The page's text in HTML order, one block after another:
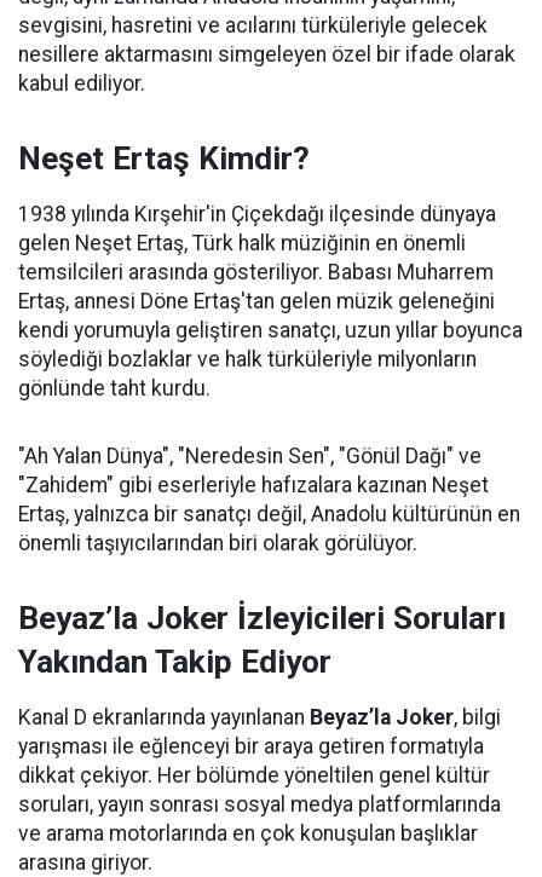
sevgisini, hasretini ve acılarını türküleriyle gelecek
nesillere aktarmasını simgeleyen özel bir ifade olarak
kabul ediliyor.
Neşet Ertaş Kimdir?
1938 yılında Kırşehir'in Çiçekdağı ilçesinde dünyaya
gelen Neşet Ertaş, Türk halk müziğinin en önemli
temsilcileri arasında gösteriliyor. Babası Muharrem
Ertaş, annesi Döne Ertaş'tan gelen müzik geleneğini
kendi yorumuyla geliştiren sanatçı, uzun yıllar boyunca
söylediği bozlaklar ve halk türküleriyle milyonların
gönlünde taht kurdu.
"Ah Yalan Dünya", "Neredesin Sen", "Gönül Dağı" ve
"Zahidem" gibi eserleriyle hafızalara kazınan Neşet
Ertaş, yalnızca bir sanatçı değil, Anadolu kültürünün en
önemli taşıyıcılarından biri olarak görülüyor.
Beyaz’la Joker İzleyicileri Soruları
Yakından Takip Ediyor
Kanal D ekranlarında yayınlanan Beyaz’la Joker, bilgi
yarışması ile eğlenceyi bir araya getiren formatıyla
dikkat çekiyor. Her bölümde yöneltilen genel kültür
soruları, yayın sonrası sosyal medya platformlarında
ve arama motorlarında en çok konuşulan başlıklar
arasına giriyor.